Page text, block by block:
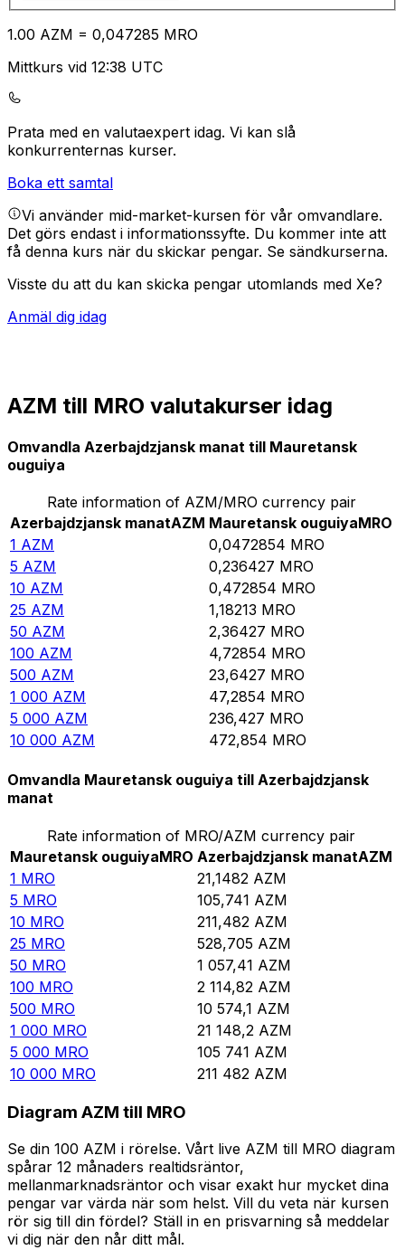
1.00 AZM = 0,047285 MRO
Mittkurs vid 12:38 UTC
Prata med en valutaexpert idag. Vi kan slå
konkurrenternas kurser.
Boka ett samtal
Vi använder mid-market-kursen för vår omvandlare.
Det görs endast i informationssyfte. Du kommer inte att
få denna kurs när du skickar pengar. Se sändkurserna.
Visste du att du kan skicka pengar utomlands med Xe?
Anmäl dig idag
AZM till MRO valutakurser idag
Omvandla Azerbajdzjansk manat till Mauretansk
ouguiya
Rate information of AZM/MRO currency pair
Azerbajdzjansk manatAZM Mauretansk ouguiyaMRO
1 AZM 0,0472854 MRO
5 AZM 0,236427 MRO
10 AZM 0,472854 MRO
25 AZM 1,18213 MRO
50 AZM 2,36427 MRO
100 AZM 4,72854 MRO
500 AZM 23,6427 MRO
1 000 AZM 47,2854 MRO
5 000 AZM 236,427 MRO
10 000 AZM 472,854 MRO
Omvandla Mauretansk ouguiya till Azerbajdzjansk
manat
Rate information of MRO/AZM currency pair
Mauretansk ouguiyaMRO Azerbajdzjansk manatAZM
1 MRO 21,1482 AZM
5 MRO 105,741 AZM
10 MRO 211,482 AZM
25 MRO 528,705 AZM
50 MRO 1 057,41 AZM
100 MRO 2 114,82 AZM
500 MRO 10 574,1 AZM
1 000 MRO 21 148,2 AZM
5 000 MRO 105 741 AZM
10 000 MRO 211 482 AZM
Diagram AZM till MRO
Se din 100 AZM i rörelse. Vårt live AZM till MRO diagram
spårar 12 månaders realtidsräntor,
mellanmarknadsräntor och visar exakt hur mycket dina
pengar var värda när som helst. Vill du veta när kursen
rör sig till din fördel? Ställ in en prisvarning så meddelar
vi dig när den når ditt mål.